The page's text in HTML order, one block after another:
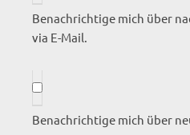
Benachrichtige mich über
via E-Mail.
Benachrichtige mich über